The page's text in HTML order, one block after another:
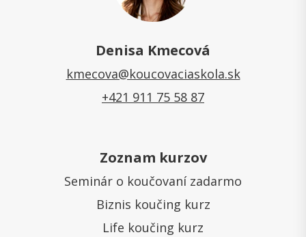
Denisa Kmecová
kmecova@koucovaciaskola.sk
+421 911 75 58 87
Zoznam kurzov
Seminár o koučovaní zadarmo
Biznis koučing kurz
Life koučing kurz